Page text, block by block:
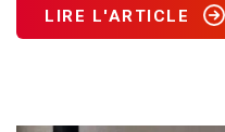
LIRE L'ARTICLE